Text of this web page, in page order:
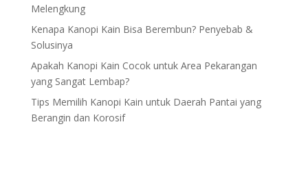
Melengkung
Kenapa Kanopi Kain Bisa Berembun? Penyebab &
Solusinya
Apakah Kanopi Kain Cocok untuk Area Pekarangan
yang Sangat Lembap?
Tips Memilih Kanopi Kain untuk Daerah Pantai yang
Berangin dan Korosif